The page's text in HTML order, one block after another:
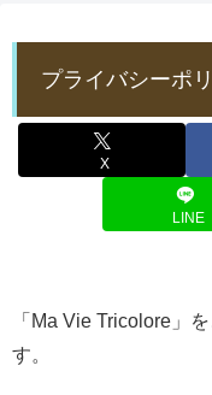
プライバシーポ
X
LINE
「Ma Vie Tricolore」
す。